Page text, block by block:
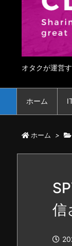
オタクが運営
ホーム
ホーム >
信